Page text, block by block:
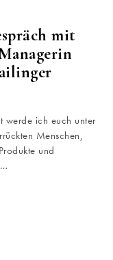
mit
werde ich euch unter
Menschen,
und